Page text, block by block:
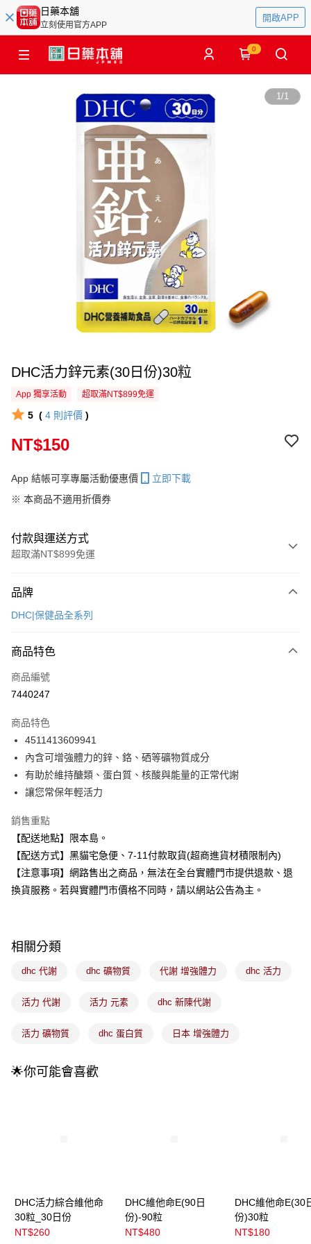
日藥本舖
立刻使用官方APP
開啟APP
0
1/1
DHC活力鋅元素(30日份)30粒
App 獨享活動 超取滿NT$899免運
5 ( 4 則評價 )
NT$150
App 結帳可享專屬活動優惠價
立即下載
※ 本商品不適用折價券
付款與運送方式
超取滿NT$899免運
信用卡一次付款
LINE Pay
Apple Pay
悠遊付
Google Pay
全盈+PAY
相關說明
【大哥付你分期使用說明】
1.本服務由台灣大哥大提供，台灣大哥大用戶可立即使用無須另外申請。
2.付款方式選擇「大哥付你分期」，訂單成立後會自動跳轉到大哥付的交易
流程，驗證手機門號後，選擇欲分期的期數、繳款截止日，確認付款後即完
成交易。
法說明評估內容。
【繳款方式說明】
醒簡訊。
帳／街口支付／iPASS MONEY」等通路繳費。
1.本服務係由「台灣大哥大股份有限公司」（以下簡稱本公司）所提供，讓
買賣價金債權讓與本公司後，依約使用本公司帳單繳交帳款。
2.基於同意付款使用「大哥付你分期」之契約關係目的，商店將以您的個人
ATM付款
運送方式
付款後全家取貨
每筆NT$100，滿NT$899(含以上)免運費
付款後7-11取貨
品牌
DHC|保健品全系列
商品特色
商品編號
7440247
商品特色
4511413609941
內含可增強體力的鋅、鉻、硒等礦物質成分
有助於維持醣類、蛋白質、核酸與能量的正常代謝
讓您常保年輕活力
銷售重點
【配送地點】限本島。
【配送方式】黑貓宅急便、7-11付款取貨(超商進貨材積限制內)
【注意事項】網路售出之商品，無法在全台實體門市提供退款、退
換貨服務。若與實體門市價格不同時，請以網站公告為主。
相關分類
dhc 代謝 dhc 礦物質 代謝 增強體力 dhc 活力
活力 代謝 活力 元素 dhc 新陳代謝
活力 礦物質 dhc 蛋白質 日本 增強體力
🌟你可能會喜歡
DHC活力綜合維他命
30粒_30日份
NT$260
DHC維他命E(90日
份)-90粒
NT$480
DHC維他命E(30
份)30粒
NT$180